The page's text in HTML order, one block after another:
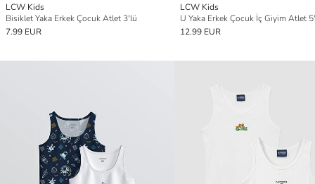
LCW Kids
Bisiklet Yaka Erkek Çocuk Atlet 3'lü
7.99 EUR
LCW Kids
U Yaka Erkek Çocuk İç Giyim Atlet
12.99 EUR